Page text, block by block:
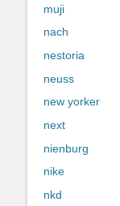
muji
nach
nestoria
neuss
new yorker
next
nienburg
nike
nkd